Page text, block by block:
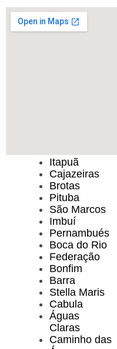
Itapuã
Cajazeiras
Brotas
Pituba
São Marcos
Imbuí
Pernambués
Boca do Rio
Federação
Bonfim
Barra
Stella Maris
Cabula
Águas
Claras
Caminho das